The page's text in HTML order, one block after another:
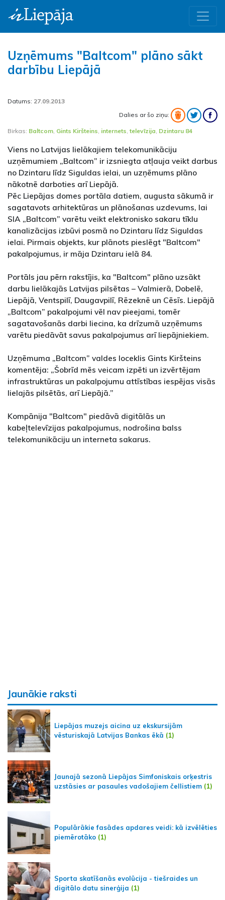
Uzņēmums "Baltcom" plāno sākt
darbību Liepājā
Datums: 27.09.2013
Dalies ar šo ziņu:
Birkas: Baltcom Gints Kiršteins internets ,televīzija Dzintaru 84
Viens no Latvijas lielākajiem telekomunikāciju
uzņēmumiem „Baltcom” ir izsniegta atļauja veikt darbus
no Dzintaru līdz Siguldas ielai, un uzņēmums plāno
nākotnē darboties arī Liepājā.
Pēc Liepājas domes portāla datiem, augusta sākumā ir
sagatavots arhitektūras un plānošanas uzdevums, lai
SIA „Baltcom” varētu veikt elektronisko sakaru tīklu
kanalizācijas izbūvi posmā no Dzintaru līdz Siguldas
ielai. Pirmais objekts, kur plānots pieslēgt "Baltcom"
pakalpojumus, ir māja Dzintaru ielā 84.
Portāls jau pērn rakstījis, ka "Baltcom" plāno uzsākt
darbu lielākajās Latvijas pilsētas – Valmierā, Dobelē,
Liepājā, Ventspilī, Daugavpilī, Rēzeknē un Cēsīs. Liepājā
„Baltcom” pakalpojumi vēl nav pieejami, tomēr
sagatavošanās darbi liecina, ka drīzumā uzņēmums
varētu piedāvāt savus pakalpojumus arī liepājniekiem.
Uzņēmuma „Baltcom” valdes loceklis Gints Kiršteins
komentēja: „Šobrīd mēs veicam izpēti un izvērtējam
infrastruktūras un pakalpojumu attīstības iespējas visās
lielajās pilsētās, arī Liepājā.”
Kompānija "Baltcom" piedāvā digitālās un
kabeļtelevīzijas pakalpojumus, nodrošina balss
telekomunikāciju un interneta sakarus.
Jaunākie raksti
Liepājas muzejs aicina uz ekskursijām
vēsturiskajā Latvijas Bankas ēkā (1)
Jaunajā sezonā Liepājas Simfoniskais orķestris
uzstāsies ar pasaules vadošajiem čellistiem (1)
Populārākie fasādes apdares veidi: kā izvēlēties
piemērotāko (1)
Sporta skatīšanās evolūcija - tiešraides un
digitālo datu sinerģija (1)